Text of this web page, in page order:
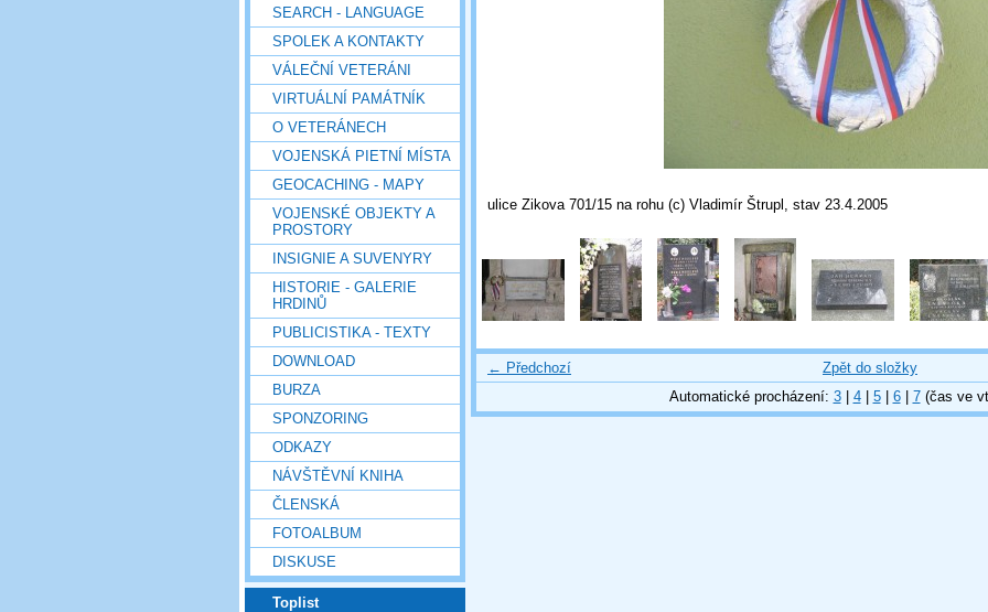
SEARCH - LANGUAGE
SPOLEK A KONTAKTY
VÁLEČNÍ VETERÁNI
VIRTUÁLNÍ PAMÁTNÍK
O VETERÁNECH
VOJENSKÁ PIETNÍ MÍSTA
GEOCACHING - MAPY
VOJENSKÉ OBJEKTY A
PROSTORY
INSIGNIE A SUVENYRY
HISTORIE - GALERIE
HRDINŮ
PUBLICISTIKA - TEXTY
DOWNLOAD
BURZA
SPONZORING
ODKAZY
NÁVŠTĚVNÍ KNIHA
ČLENSKÁ
FOTOALBUM
DISKUSE
Toplist
ulice Zikova 701/15 na rohu (c) Vladimír Štrupl, stav 23.4.2005
← Předchozí
Zpět do složky
Automatické procházení: 3| 4| 5| 6| 7(čas ve